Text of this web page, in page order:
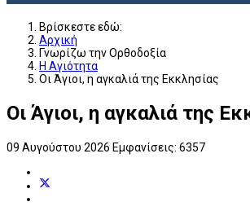
Βρίσκεστε εδώ:
Αρχική
Γνωρίζω την Ορθοδοξία
Η Αγιότητα
Οι Άγιοι, η αγκαλιά της Εκκλησίας
Οι Άγιοι, η αγκαλιά της
09 Αυγούστου 2026 Εμφανίσεις: 6357